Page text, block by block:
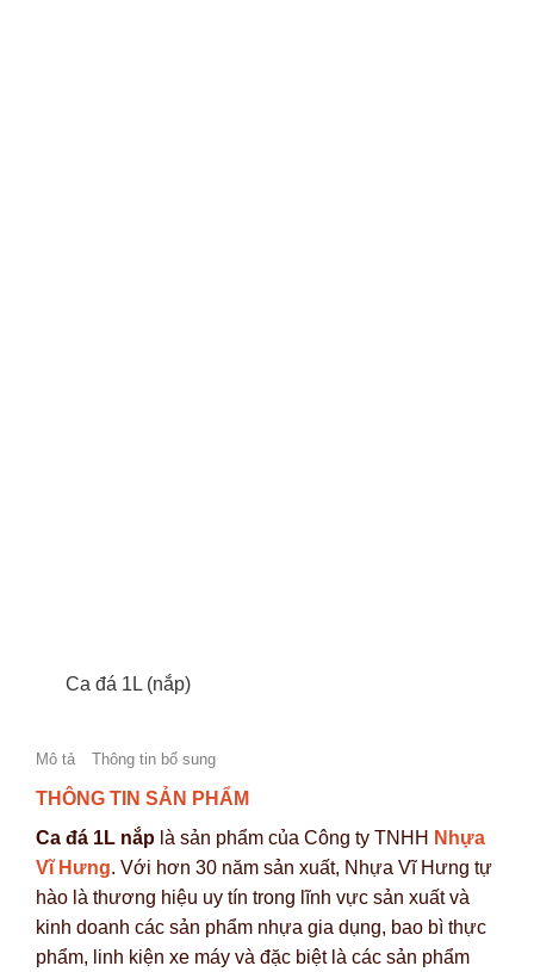
Ca đá 1L (nắp)
Mô tả Thông tin bổ sung
THÔNG TIN SẢN PHẨM
Ca đá 1L nắp là sản phẩm của Công ty TNHH Nhựa
Vĩ Hưng. Với hơn 30 năm sản xuất, Nhựa Vĩ Hưng tự
hào là thương hiệu uy tín trong lĩnh vực sản xuất và
kinh doanh các sản phẩm nhựa gia dụng, bao bì thực
phẩm, linh kiện xe máy và đặc biệt là các sản phẩm